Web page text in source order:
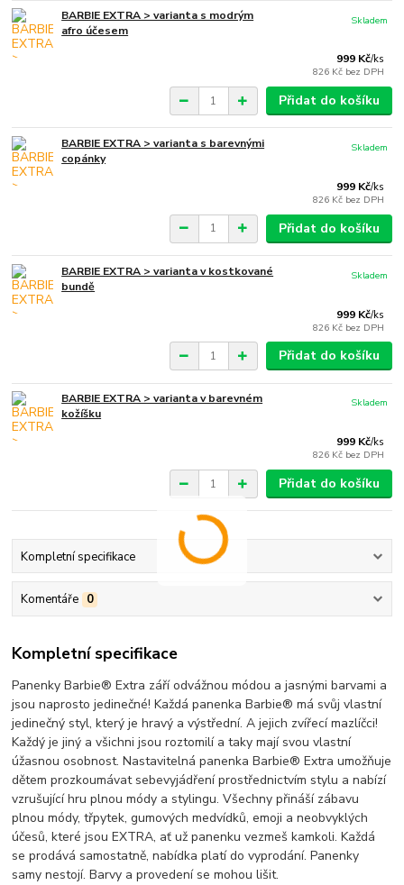
BARBIE EXTRA > varianta s modrým
afro účesem
999 Kč/ks
826 Kč bez DPH
Skladem
Přidat do košíku
BARBIE EXTRA > varianta s barevnými
copánky
999 Kč/ks
826 Kč bez DPH
Skladem
Přidat do košíku
BARBIE EXTRA > varianta v kostkované
bundě
999 Kč/ks
826 Kč bez DPH
Skladem
Přidat do košíku
BARBIE EXTRA > varianta v barevném
kožíšku
999 Kč/ks
826 Kč bez DPH
Skladem
Přidat do košíku
Kompletní specifikace
Komentáře 0
Kompletní specifikace
Panenky Barbie® Extra září odvážnou módou a jasnými barvami a
jsou naprosto jedinečné! Každá panenka Barbie® má svůj vlastní
jedinečný styl, který je hravý a výstřední. A jejich zvířecí mazlíčci!
Každý je jiný a všichni jsou roztomilí a taky mají svou vlastní
úžasnou osobnost. Nastavitelná panenka Barbie® Extra umožňuje
dětem prozkoumávat sebevyjádření prostřednictvím stylu a nabízí
vzrušující hru plnou módy a stylingu. Všechny přináší zábavu
plnou módy, třpytek, gumových medvídků, emoji a neobvyklých
účesů, které jsou EXTRA, ať už panenku vezmeš kamkoli. Každá
se prodává samostatně, nabídka platí do vyprodání. Panenky
samy nestojí. Barvy a provedení se mohou lišit.